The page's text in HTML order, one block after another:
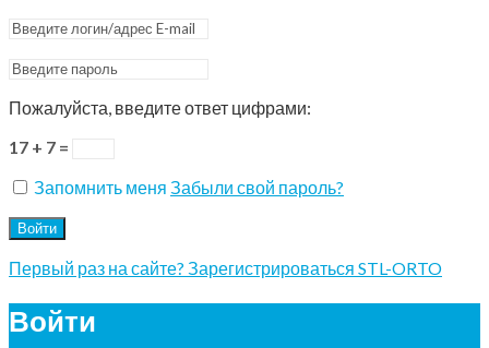
Пожалуйста, введите ответ цифрами:
17 + 7 =
Запомнить меня Забыли свой пароль?
Войти
Первый раз на сайте? Зарегистрироваться STL-ORTO
Войти